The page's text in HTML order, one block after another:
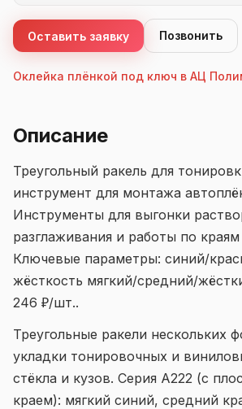
Оставить заявку Позвонить
Оклейка плёнкой под ключ в АЦ
Описание
Треугольный ракель для
инструмент для монтажа
Инструменты для выгонки
разглаживания и работы по краям
Ключевые параметры: синий/
жёсткость мягкий/средний/
246 ₽/шт..
Треугольные ракели нескольких
укладки тонировочных и
стёкла и кузов. Серия A222 (с
краем): мягкий синий, средний